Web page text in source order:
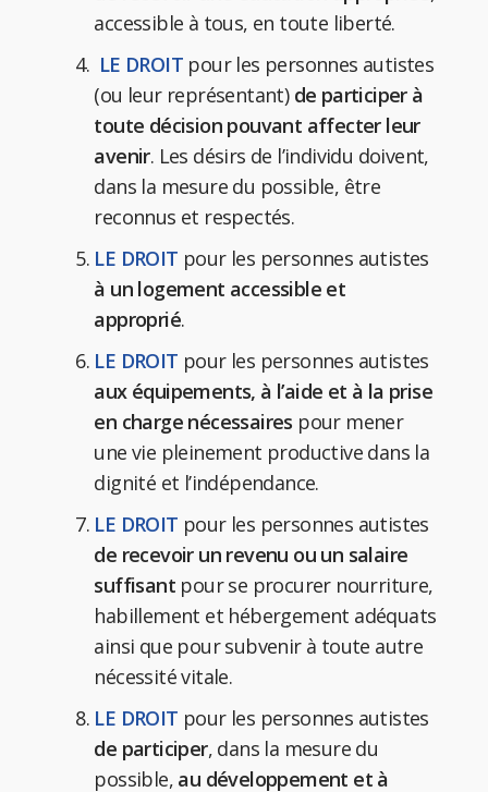
accessible à tous, en toute liberté.
LE DROITpour les personnes autistes
(ou leur représentant) de participer à
toute décision pouvant affecter leur
avenir. Les désirs de l’individu doivent,
dans la mesure du possible, être
reconnus et respectés.
LE DROIT pour les personnes autistes
à un logement accessible et
approprié.
LE DROIT pour les personnes autistes
aux équipements, à l’aide et à la prise
en charge nécessaires pour mener
une vie pleinement productive dans la
dignité et l’indépendance.
LE DROIT pour les personnes autistes
de recevoir un revenu ou un salaire
suffisantpour se procurer nourriture,
habillement et hébergement adéquats
ainsi que pour subvenir à toute autre
nécessité vitale.
LE DROIT pour les personnes autistes
de participer, dans la mesure du
possible, au développement et à